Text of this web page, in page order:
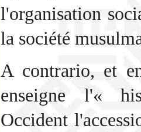
l'organisation
la société
A contrario, et
enseigne l'«
Occident